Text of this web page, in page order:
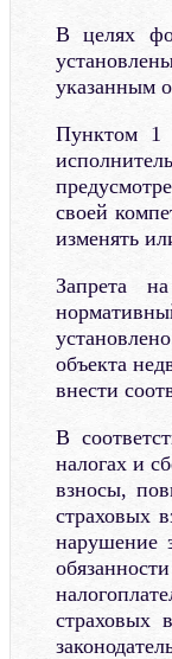
В целях
указанным
Пунктом 1
своей
изменять
Запрета
объекта
внести
В
налогах и
взносы,
страховых
нарушение
страховых